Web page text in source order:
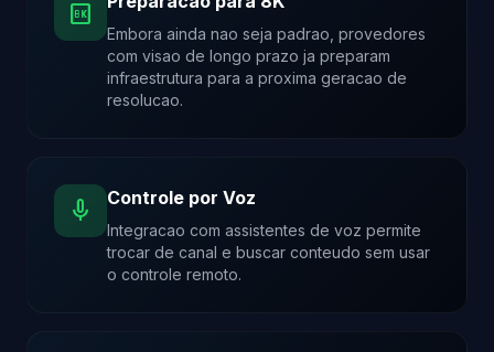
8k
Embora ainda nao seja padrao, provedores
com visao de longo prazo ja preparam
infraestrutura para a proxima geracao de
resolucao.
mic Controle por Voz
Integracao com assistentes de voz permite
trocar de canal e buscar conteudo sem usar
o controle remoto.